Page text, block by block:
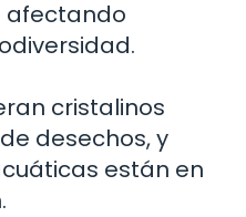
afectando
cristalinos
desechos, y
están en